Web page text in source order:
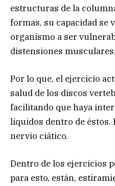
estructuras de la
formas, su capacidad se
organismo a ser
distensiones musculares.
Por lo que, el ejercicio
salud de los discos
facilitando que haya
líquidos dentro de éstos.
nervio ciático.
Dentro de los ejercicios
para esto, están,